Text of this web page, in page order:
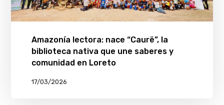
Amazonía lectora: nace “Caurë”, la
biblioteca nativa que une saberes y
comunidad en Loreto
17/03/2026